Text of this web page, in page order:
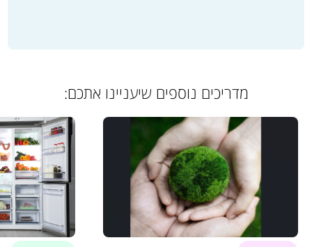
מדריכים נוספים שיעניינו אתכם: